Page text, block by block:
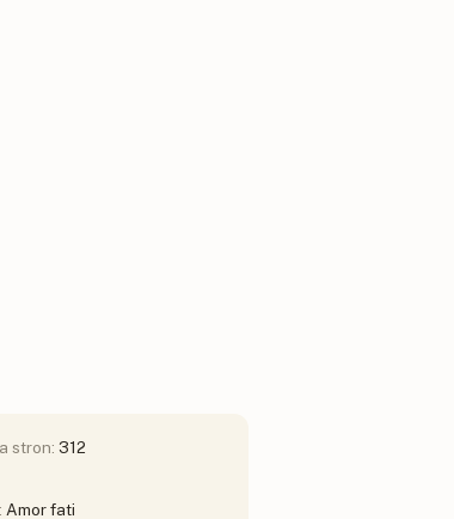
stron: 312
Amor fati